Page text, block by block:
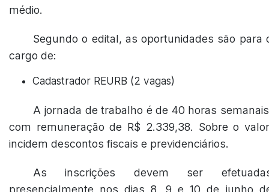
médio.
Segundo o edital, as oportunidades são para
cargo de:
Cadastrador REURB (2 vagas)
A jornada de trabalho é de 40 horas
com remuneração de R$ 2.339,38. Sobre o
incidem descontos fiscais e previdenciários.
As inscrições devem ser
presencialmente nos dias 8, 9 e 10 de junho